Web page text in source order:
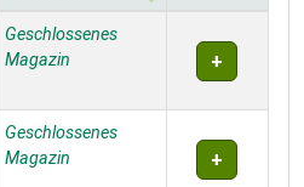
Geschlossenes
Magazin
Geschlossenes
Magazin